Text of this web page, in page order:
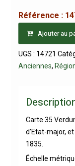
Référence :
Ajouter au
UGS : 14721
Anciennes,
Carte 35
d’Etat-major,
1835.
Échelle